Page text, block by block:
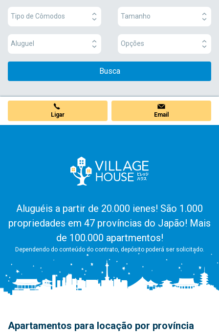
Tipo de Cômodos Tamanho
Aluguel Opções
Busca
Ligar Email
Aluguéis a partir de 20.000 ienes! São 1.000
propriedades em 47 províncias do Japão! Mais
de 100.000 apartmentos!
Dependendo do conteúdo do contrato, depósito poderá ser solicitado.
Apartamentos para locação por província